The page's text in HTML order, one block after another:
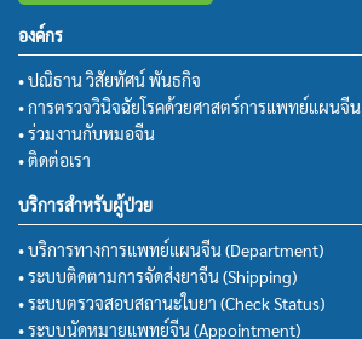
องค์กร
• ปณิธาน วิสัยทัศน์ พันธกิจ
• การตรวจวินิจฉัยโรคด้วยศาสตร์การแพทย์แผนจีน
• ร่วมงานกับหมอจีน
• ติดต่อเรา
บริการสำหรับผู้ป่วย
• บริการทางการแพทย์แผนจีน (Department)
• ระบบติดตามการจัดส่งยาจีน (Shipping)
• ระบบตรวจสอบสถานะใบยา (Check Status)
• ระบบนัดหมายแพทย์จีน (Appointment)